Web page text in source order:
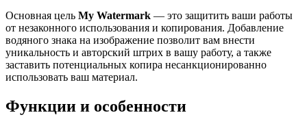
Основная цель My Watermark — это защитить ваши работы
от незаконного использования и копирования. Добавление
водяного знака на изображение позволит вам внести
уникальность и авторский штрих в вашу работу, а также
заставить потенциальных копира несанкционированно
использовать ваш материал.
Функции и особенности